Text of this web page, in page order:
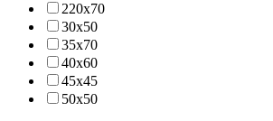
220x70
30x50
35x70
40x60
45х45
50x50